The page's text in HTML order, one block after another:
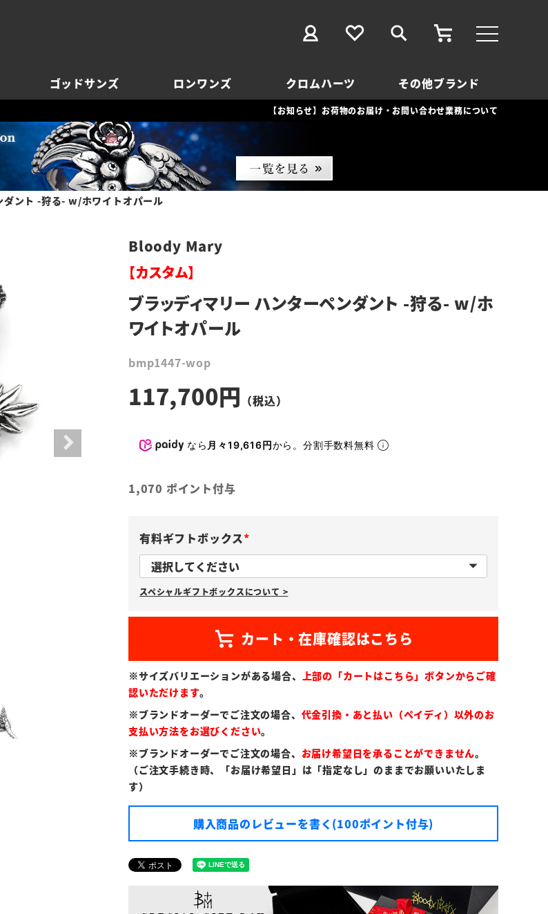
ゴッドサンズ ロンワンズ クロムハーツ その他ブランド
【お知らせ】お荷物のお届け・お問い合わせ業務について
ダント -狩る- w/ホワイトオパール
Bloody Mary
【カスタム】
ブラッディマリー ハンターペンダント -狩る- w/ホ
ワイトオパール
bmp1447-wop
117,700
なら 月々19,616円から。分割手数料無料
1,070 ポイント付与
有料ギフトボックス
(
必
スペシャルギフトボックスについて >
※サイズバリエーションがある場合、
上部の「カートはこちら」ボタンからご確
認いただけます。
※ブランドオーダーでご注文の場合、 代金引換・あと払い（ペイディ）以外のお
支払い方法をお選びください。
※ブランドオーダーでご注文の場合、 お届け希望日を承ることができません。
（ご注文手続き時、「お届け希望日」は「指定なし」のままでお願いいたしま
す）
購入商品のレビューを書く(100ポイント付与)